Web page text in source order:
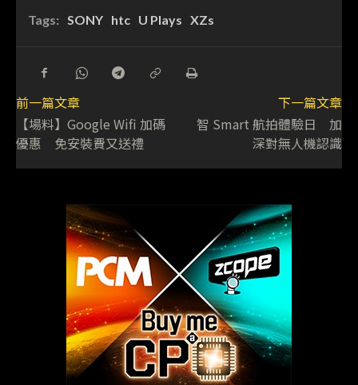
Tags: SONY htc U Plays XZs
前一篇文章
【場料】Google Wifi 加碼
優惠 免安裝費又送禮
下一篇文章
智 Smart 航拍體驗日 加
深對無人機認識